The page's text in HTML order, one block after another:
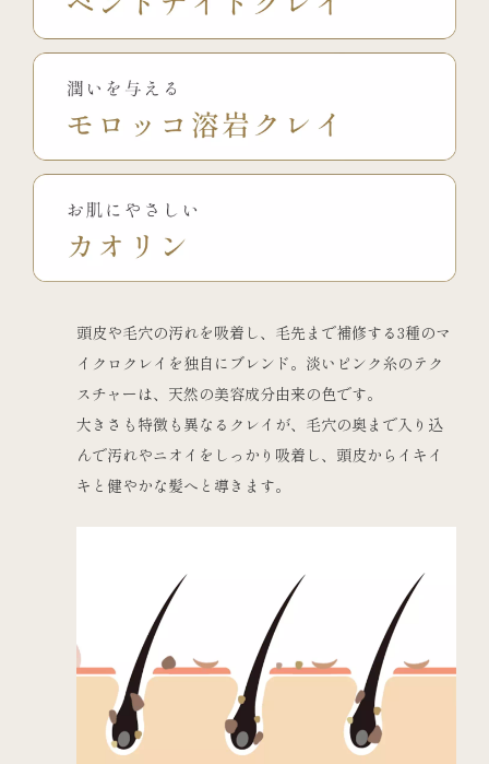
頭皮や毛穴の汚れを吸着し、毛先まで補修する3種のマ
イクロクレイを独自にブレンド。淡いピンク糸のテク
スチャーは、天然の美容成分由来の色です。
大きさも特徴も異なるクレイが、毛穴の奥まで入り込
んで汚れやニオイをしっかり吸着し、頭皮からイキイ
キと健やかな髪へと導きます。